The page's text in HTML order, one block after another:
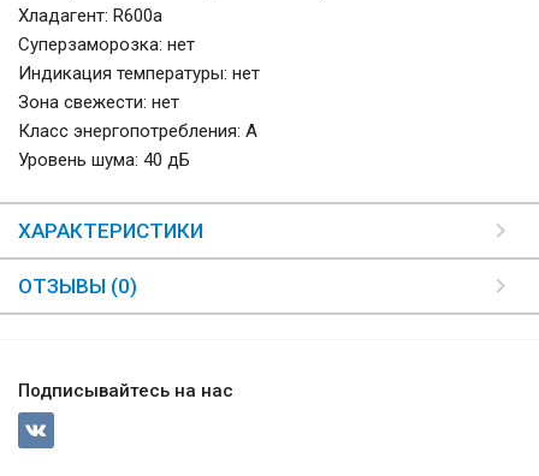
Хладагент: R600a
Суперзаморозка: нет
Индикация температуры: нет
Зона свежести: нет
Класс энергопотребления: A
Уровень шума: 40 дБ
ХАРАКТЕРИСТИКИ
ОТЗЫВЫ (0)
Подписывайтесь на нас